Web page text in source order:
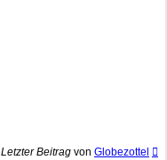
Letzter Beitrag von Globezottel